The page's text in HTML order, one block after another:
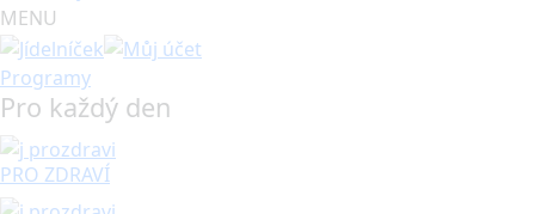
MENU
Programy
Pro každý den
PRO ZDRAVÍ